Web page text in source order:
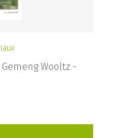
Gemeng Wooltz -